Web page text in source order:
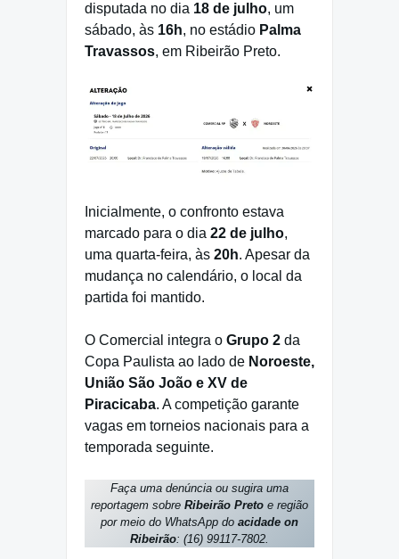
disputada no dia 18 de julho, um
sábado, às 16h, no estádio Palma
Travassos, em Ribeirão Preto.
Inicialmente, o confronto estava
marcado para o dia 22 de julho,
uma quarta-feira, às 20h. Apesar da
mudança no calendário, o local da
partida foi mantido.
O Comercial integra o Grupo 2 da
Copa Paulista ao lado de Noroeste,
União São João e XV de
Piracicaba. A competição garante
vagas em torneios nacionais para a
temporada seguinte.
Faça uma denúncia ou sugira uma
reportagem sobre Ribeirão Preto e região
por meio do WhatsApp do acidade on
Ribeirão: (16) 99117-7802.